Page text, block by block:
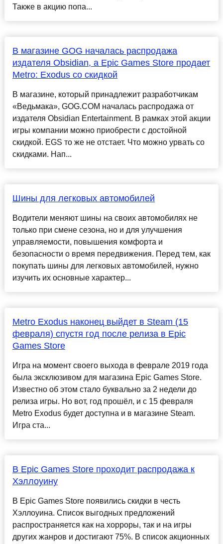
Также в акцию попа...
В магазине GOG началась распродажа
издателя Obsidian, а Epic Games Store продает
Metro: Exodus со скидкой
В магазине, который принадлежит разработчикам
«Ведьмака», GOG.COM началась распродажа от
издателя Obsidian Entertainment. В рамках этой акции
игры компании можно приобрести с достойной
скидкой. EGS то же не отстает. Что можно урвать со
скидками. Нап...
Шины для легковых автомобилей
Водители меняют шины на своих автомобилях не
только при смене сезона, но и для улучшения
управляемости, повышения комфорта и
безопасности о время передвижения. Перед тем, как
покупать шины для легковых автомобилей, нужно
изучить их основные характер...
Metro Exodus наконец выйдет в Steam (15
февраля) спустя год после релиза в Epic
Games Store
Игра на момент своего выхода в феврале 2019 года
была эксклюзивом для магазина Epic Games Store.
Известно об этом стало буквально за 2 недели до
релиза игры. Но вот, год прошёл, и с 15 февраля
Metro Exodus будет доступна и в магазине Steam.
Игра ста...
В Epic Games Store проходит распродажа к
Хэллоуину
В Epic Games Store появились скидки в честь
Хэллоуина. Список выгодных предложений
распространяется как на хорроры, так и на игры
других жанров и достигают 75%. В список акционных